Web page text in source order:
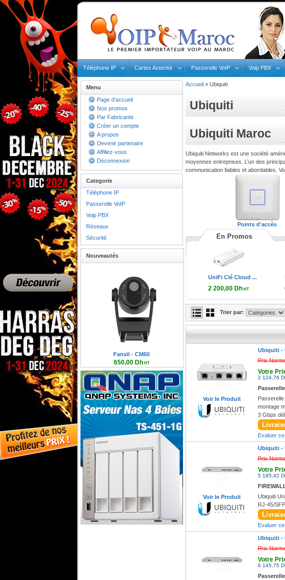
Téléphone IP Cartes Asterisk Passerelle VoIP Voip PBX
Menu
Page d'accueil
Nos promos
Par Fabricants
Créer un compte
A propos
Devenir partenaire
Affiliez-vous
Déconnexion
Categorie
Téléphone IP
Passerelle VoIP
Voip PBX
Réseaux
Sécurité
Nouveautés
Fanvil - CM60
650,00 DhHT
780,00 Dh TTC
Accueil» Ubiquiti
Ubiquiti
Ubiquiti Maroc
Ubiquiti Networks est une société
moyennes entreprises. L’un des
communication fiables et abordables.
Points d'accès
En Promos
UniFi Clé Cloud ...
2 200,00 DhHT
Trier par:
Voir le Produit
Ubiquiti -
Prix
Votre
2 124,76
montage
3 Gbps
Evaluer ce
Voir le Produit
Ubiquiti -
Prix
Votre
5 185,42
Ubiquiti
RJ-45/
Evaluer ce
Ubiquiti -
Prix
Votre
6 145,75